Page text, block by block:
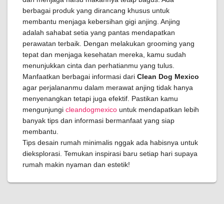
berbagai produk yang dirancang khusus untuk
membantu menjaga kebersihan gigi anjing. Anjing
adalah sahabat setia yang pantas mendapatkan
perawatan terbaik. Dengan melakukan grooming yang
tepat dan menjaga kesehatan mereka, kamu sudah
menunjukkan cinta dan perhatianmu yang tulus.
Manfaatkan berbagai informasi dari Clean Dog Mexico
agar perjalananmu dalam merawat anjing tidak hanya
menyenangkan tetapi juga efektif. Pastikan kamu
mengunjungi cleandogmexico untuk mendapatkan lebih
banyak tips dan informasi bermanfaat yang siap
membantu.
Tips desain rumah minimalis nggak ada habisnya untuk
dieksplorasi. Temukan inspirasi baru setiap hari supaya
rumah makin nyaman dan estetik!